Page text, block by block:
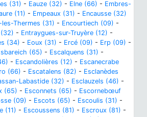
(31) - Eauze (32) - Elne (66) - Embres-
(11) - Empeaux (31) - Encausse (32)
les-Thermes (31) - Encourtiech (09) -
- Entraygues-sur-Truyère (12) -
(34) - Eoux (31) - Ercé (09) - Erp (09) -
(65) - Escalquens (31) -
- Escandolières (12) - Escanecrabe
(66) - Escatalens (82) - Esclanèdes
Labastide (32) - Esclauzels (46) -
(65) - Esconnets (65) - Escornebœuf
(09) - Escots (65) - Escoulis (31) -
(11) - Escoussens (81) - Escroux (81) -